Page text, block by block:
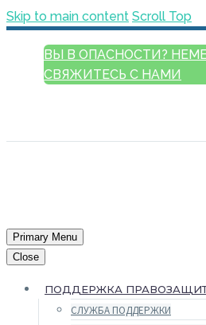
Skip to main content Scroll Top
ВЫ В ОПАСНОСТИ?
СВЯЖИТЕСЬ С НАМИ
Primary Menu
Close
ПОДДЕРЖКА
СЛУЖБА ПОДДЕРЖКИ